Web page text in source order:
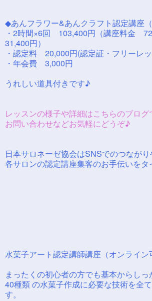
◆あんフラワー&あんクラフト認定講座（
・2時間×6回 103,400円（講座料金
31,400円）
・認定料 20,000円(認定証・フリーレ
・年会費 3,000円
うれしい道具付きです♪
レッスンの様子や詳細はこちらのブ
お問い合わせなどお気軽にどうぞ♪
日本サロネーゼ協会はSNSでのつなが
各サロンの認定講座集客のお手伝いを
水菓子アート認定講師講座（オンライン
まったくの初心者の方でも基本からし
40種類 の水菓子作成に必要な技術を全
す。